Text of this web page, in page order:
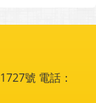
號 電話：